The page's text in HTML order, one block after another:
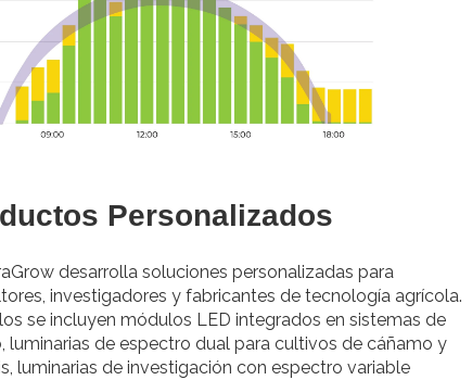
Personalizados
desarrolla soluciones personalizadas para
investigadores y fabricantes de tecnología agrícola.
se incluyen módulos LED integrados en sistemas de
luminarias de espectro dual para cultivos de cáñamo y
luminarias de investigación con espectro variable